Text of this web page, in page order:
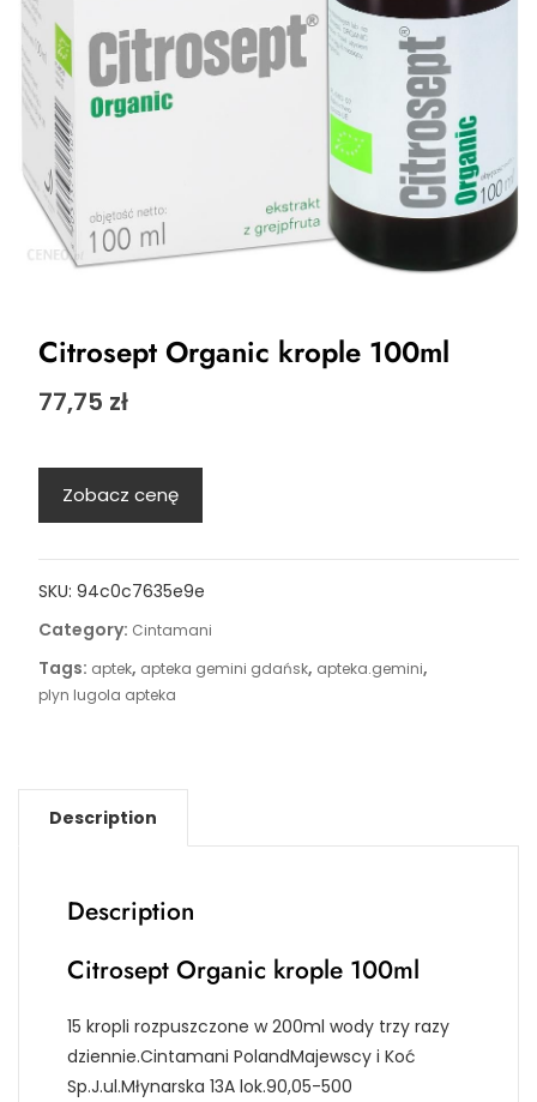
Citrosept Organic krople 100ml
77,75 zł
Zobacz cenę
SKU: 94c0c7635e9e
Category: Cintamani
Tags: aptek, apteka gemini gdańsk, apteka.gemini,
plyn lugola apteka
Description
Description
Citrosept Organic krople 100ml
15 kropli rozpuszczone w 200ml wody trzy razy
dziennie.Cintamani PolandMajewscy i Koć
Sp.J.ul.Młynarska 13A lok.90,05-500